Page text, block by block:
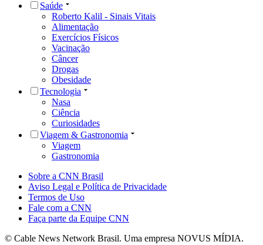
Saúde
Roberto Kalil - Sinais Vitais
Alimentação
Exercícios Físicos
Vacinação
Câncer
Drogas
Obesidade
Tecnologia
Nasa
Ciência
Curiosidades
Viagem & Gastronomia
Viagem
Gastronomia
Sobre a CNN Brasil
Aviso Legal e Política de Privacidade
Termos de Uso
Fale com a CNN
Faça parte da Equipe CNN
© Cable News Network Brasil. Uma empresa NOVUS MÍDIA.